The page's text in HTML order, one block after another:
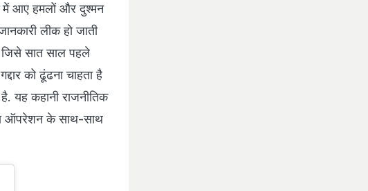
में आए हमलों और दुश्मन
लीक हो जाती
जिसे सात साल पहले
को ढूंढना चाहता है
यह कहानी राजनीतिक
ऑपरेशन के साथ-साथ